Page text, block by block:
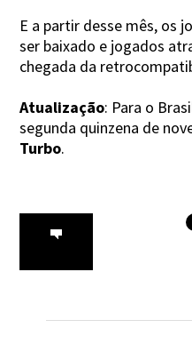
E a partir desse mês, os
ser baixado e jogados
chegada da
Atualização: Para o
segunda quinzena de
Turbo.